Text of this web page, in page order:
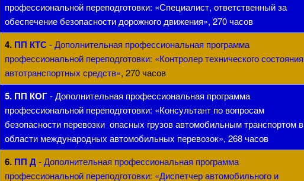
профессиональной переподготовки: «Специалист, ответственный за
обеспечение безопасности дорожного движения», 270 часов
4. ПП КТС- Дополнительная профессиональная программа
профессиональной переподготовки: «Контролер технического состояния
автотранспортных средств», 270 часов
5. ПП КОГ- Дополнительная профессиональная программа
профессиональной переподготовки: «Консультант по вопросам
безопасности перевозки опасных грузов автомобильным транспортом в
области международных автомобильных перевозок», 268 часов
6. ПП Д- Дополнительная профессиональная программа
профессиональной переподготовки: «Диспетчер автомобильного и